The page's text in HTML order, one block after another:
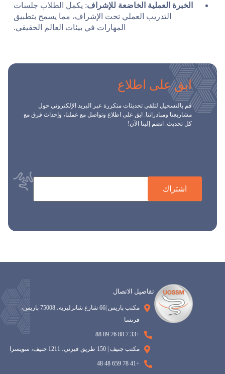
الخبرة العملية الخاضعة للإشراف: يكمل الطلاب جلسات
التدريب العملي تحت الإشراف، مما يسمح بتطبيق
المهارات في بيئات العالم الحقيقي.
ابق على اطلاع
قم بالتسجيل لتلقي تحديثات متكررة عبر البريد الإلكتروني حول
مشاريعنا ومبادراتنا. ابق على اطلاع وتواصل مع عملنا، وإحداث فرق مع
كل تحديث. انضم إلينا الآن!
اشتراك
تفاصيل الاتصال
مكتب باريس |66 شارع شانزليزيه، 75008 باريس،
فرنسا
+33 7 88 76 89 88
مكتب جنيف | 150 طريق فيرني، 1211 جنيف، سويسرا
+41 78 659 48 48